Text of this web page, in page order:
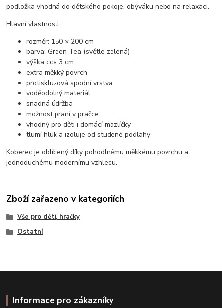
podložka vhodná do dětského pokoje, obýváku nebo na relaxaci.
Hlavní vlastnosti:
rozměr: 150 × 200 cm
barva: Green Tea (světle zelená)
výška cca 3 cm
extra měkký povrch
protiskluzová spodní vrstva
voděodolný materiál
snadná údržba
možnost praní v pračce
vhodný pro děti i domácí mazlíčky
tlumí hluk a izoluje od studené podlahy
Koberec je oblíbený díky pohodlnému měkkému povrchu a
jednoduchému modernímu vzhledu.
Zboží zařazeno v kategoriích
Vše pro děti, hračky
Ostatní
Informace pro zákazníky